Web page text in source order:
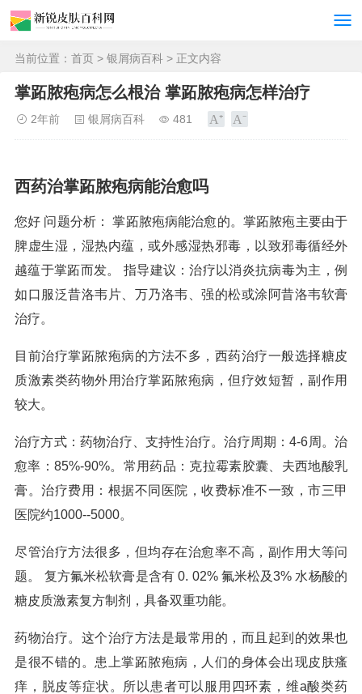
当前位置： 首页 > 银屑病百科 > 正文内容
掌跖脓疱病怎么根治 掌跖脓疱病怎样治疗
2年前 银屑病百科 481
西药治掌跖脓疱病能治愈吗
您好 问题分析： 掌跖脓疱病能治愈的。掌跖脓疱主要由于
脾虚生湿，湿热内蕴，或外感湿热邪毒，以致邪毒循经外
越蕴于掌跖而发。 指导建议：治疗以消炎抗病毒为主，例
如口服泛昔洛韦片、万乃洛韦、强的松或涂阿昔洛韦软膏
治疗。
目前治疗掌跖脓疱病的方法不多，西药治疗一般选择糖皮
质激素类药物外用治疗掌跖脓疱病，但疗效短暂，副作用
较大。
治疗方式：药物治疗、支持性治疗。治疗周期：4-6周。治
愈率：85%-90%。常用药品：克拉霉素胶囊、夫西地酸乳
膏。治疗费用：根据不同医院，收费标准不一致，市三甲
医院约1000--5000。
尽管治疗方法很多，但均存在治愈率不高，副作用大等问
题。 复方氟米松软膏是含有 0. 02% 氟米松及3% 水杨酸的
糖皮质激素复方制剂，具备双重功能。
药物治疗。这个治疗方法是最常用的，而且起到的效果也
是很不错的。患上掌跖脓疱病，人们的身体会出现皮肤瘙
痒，脱皮等症状。所以患者可以服用四环素，维a酸类药